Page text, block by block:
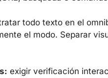
todo texto en el
el modo. Separar
exigir verificación